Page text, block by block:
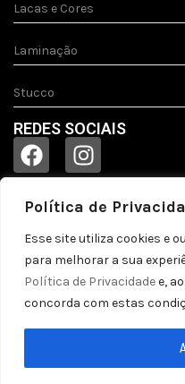
Política de
Esse site utiliza cookies e
para melhorar a sua
Política de Privacidadee,
concorda com estas
Lacas e Cores
Laminação
Stucco
REDES SOCIAIS
© 2023
Política
by